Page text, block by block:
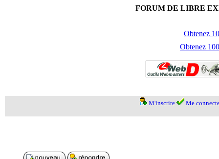
FORUM DE LIBRE
Obtenez
Obtenez
M'inscrire Me